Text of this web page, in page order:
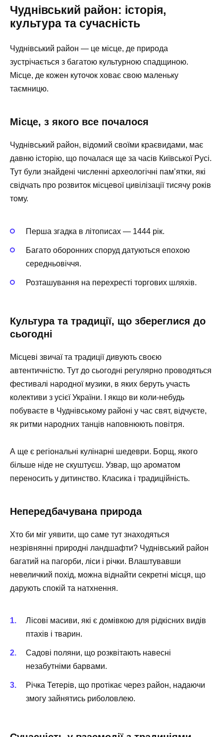
Чуднівський район: історія,
культура та сучасність
Чуднівський район — це місце, де природа
зустрічається з багатою культурною спадщиною.
Місце, де кожен куточок ховає свою маленьку
таємницю.
Місце, з якого все почалося
Чуднівський район, відомий своїми краєвидами, має
давню історію, що почалася ще за часів Київської Русі.
Тут були знайдені численні археологічні пам’ятки, які
свідчать про розвиток місцевої цивілізації тисячу років
тому.
Перша згадка в літописах — 1444 рік.
Багато оборонних споруд датуються епохою
середньовіччя.
Розташування на перехресті торгових шляхів.
Культура та традиції, що збереглися до
сьогодні
Місцеві звичаї та традиції дивують своєю
автентичністю. Тут до сьогодні регулярно проводяться
фестивалі народної музики, в яких беруть участь
колективи з усієї України. І якщо ви коли-небудь
побуваєте в Чуднівському районі у час свят, відчуєте,
як ритми народних танців наповнюють повітря.
А ще є регіональні кулінарні шедеври. Борщ, якого
більше ніде не скуштуєш. Узвар, що ароматом
переносить у дитинство. Класика і традиційність.
Непередбачувана природа
Хто би міг уявити, що саме тут знаходяться
незрівнянні природні ландшафти? Чуднівський район
багатий на пагорби, ліси і річки. Влаштувавши
невеличкий похід, можна віднайти секретні місця, що
дарують спокій та натхнення.
Лісові масиви, які є домівкою для рідкісних видів
птахів і тварин.
Садові поляни, що розквітають навесні
незабутніми барвами.
Річка Тетерів, що протікає через район, надаючи
змогу зайнятись риболовлею.